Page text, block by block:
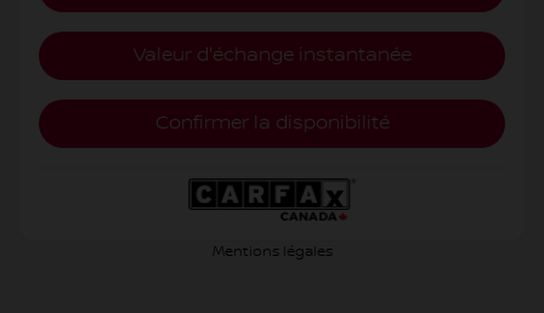
Valeur d'échange instantanée
Confirmer la disponibilité
Mentions légales